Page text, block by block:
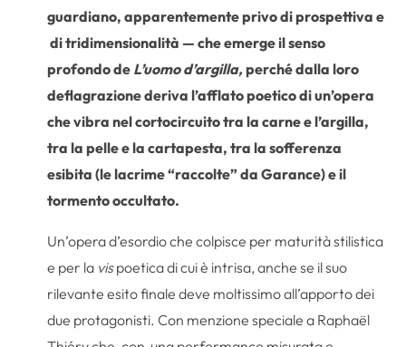
guardiano, apparentemente privo di prospettiva e
di tridimensionalità — che emerge il senso
profondo de L’uomo d’argilla,perché dalla loro
deflagrazione deriva l’afflato poetico di un’opera
che vibra nel cortocircuito tra la carne e l’argilla,
tra la pelle e la cartapesta, tra la sofferenza
esibita (le lacrime “raccolte” da Garance) e il
tormento occultato.
Un’opera d’esordio che colpisce per maturità stilistica
e per la vispoetica di cui è intrisa, anche se il suo
rilevante esito finale deve moltissimo all’apporto dei
due protagonisti. Con menzione speciale a Raphaël